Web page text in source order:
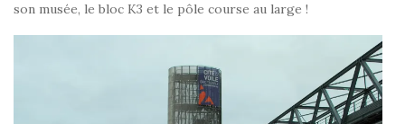
son musée, le bloc K3 et le pôle course au large !